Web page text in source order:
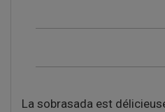
La sobrasada est